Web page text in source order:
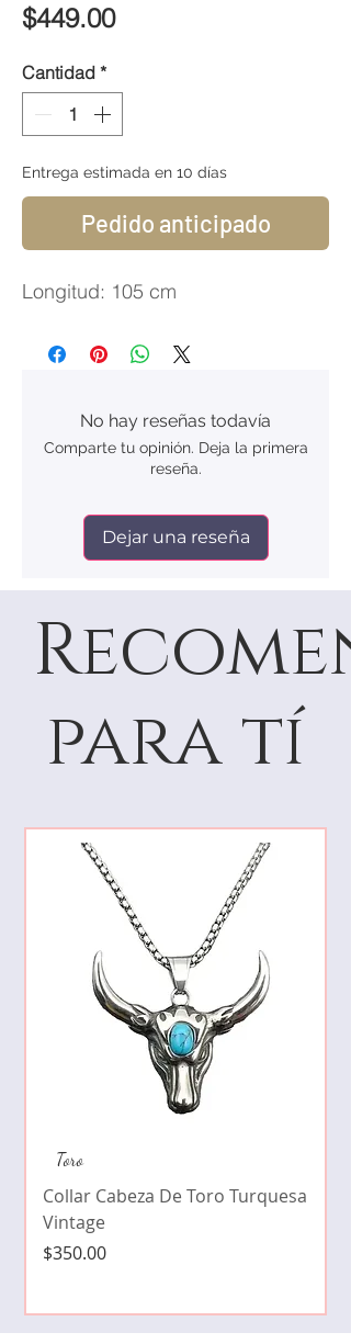
$449.00Precio
Cantidad *
Entrega estimada en 10 días
Pedido anticipado
Longitud: 105 cm
No hay reseñas todavía
Comparte tu opinión. Deja la primera
reseña.
Dejar una reseña
para tí
Toro
Collar Cabeza De Toro Turquesa
Vintage
Precio
$350.00